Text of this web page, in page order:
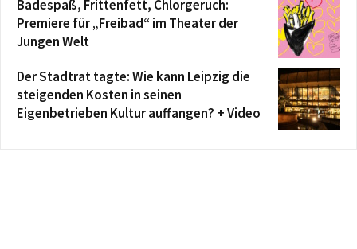
Badespaß, Frittenfett, Chlorgeruch:
Premiere für „Freibad“ im Theater der
Jungen Welt
Der Stadtrat tagte: Wie kann Leipzig die
steigenden Kosten in seinen
Eigenbetrieben Kultur auffangen? + Video